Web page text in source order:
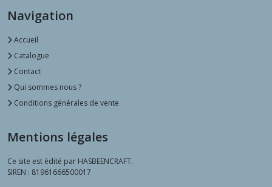
Navigation
Accueil
Catalogue
Contact
Qui sommes nous ?
Conditions générales de vente
Mentions légales
Ce site est édité par HASBEENCRAFT.
SIREN : 81961666500017